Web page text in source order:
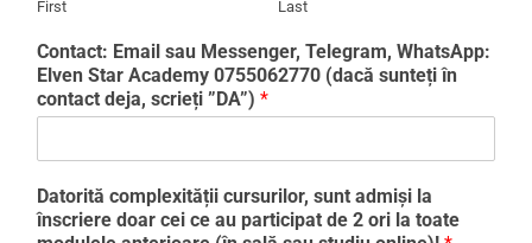
First Last
Contact: Email sau Messenger, Telegram, WhatsApp:
Elven Star Academy 0755062770 (dacă sunteți în
contact deja, scrieți ”DA”) *
Datorită complexității cursurilor, sunt admiși la
înscriere doar cei ce au participat de 2 ori la toate